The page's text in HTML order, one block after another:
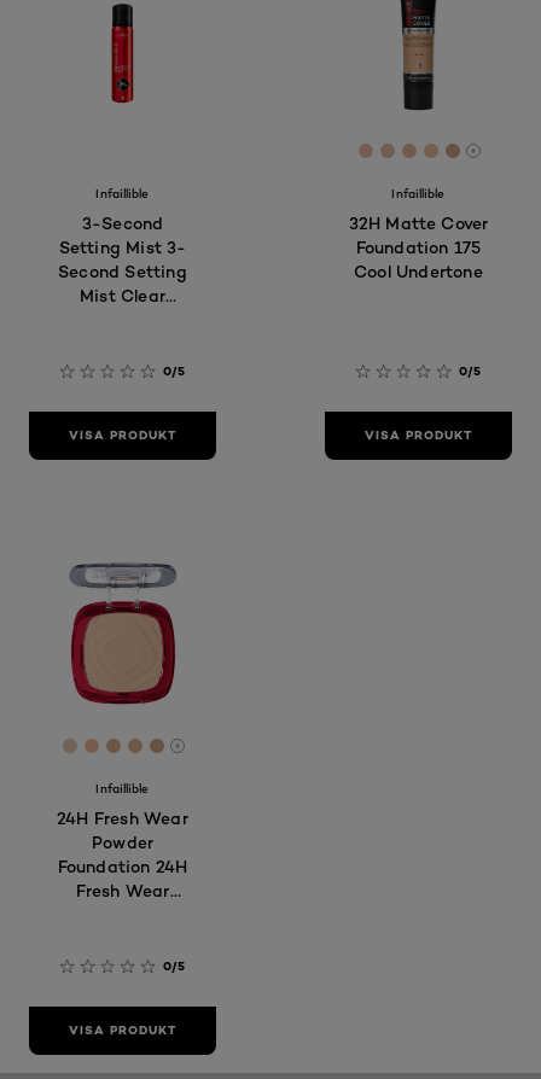
Infaillible
3-Second
Setting Mist 3-
Second Setting
Mist Clear
0/5
VISA PRODUKT
[Color]: #F0BBA4
[Color]:
[Color]:
[Color]:
[Color]:
More
Infaillible
32H Matte Cover
Foundation 175
Cool Undertone
0/5
VISA PRODUKT
[Color]: #E2C6AB
[Color]: #F2BB97
[Color]: #DAAF8B
[Color]: #D9B18F
[Color]: #D2A580
More shades are available
Infaillible
24H Fresh Wear
Powder
Foundation 24H
Fresh Wear
Ivory
0/5
VISA PRODUKT